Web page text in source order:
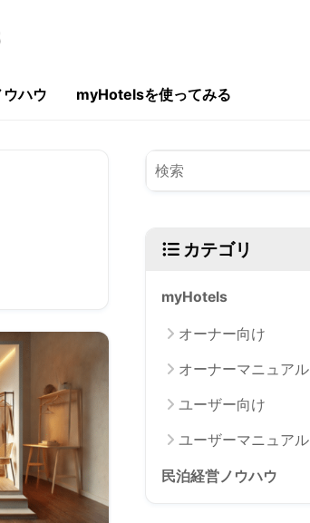
ハウ myHotelsを使ってみる
カテゴリ
myHotels
オーナー向け
オーナーマニュアル
ユーザー向け
ユーザーマニュアル
民泊経営ノウハウ